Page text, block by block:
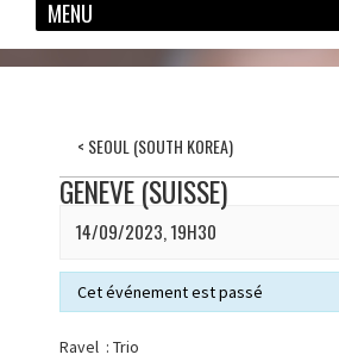
< SEOUL (SOUTH KOREA)
GENEVE (SUISSE)
14/09/2023, 19H30
Cet événement est passé
Ravel : Trio